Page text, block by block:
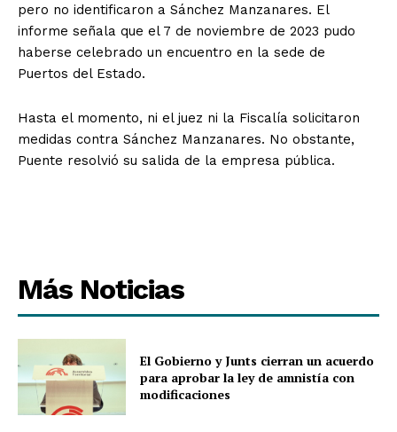
pero no identificaron a Sánchez Manzanares. El
informe señala que el 7 de noviembre de 2023 pudo
haberse celebrado un encuentro en la sede de
Puertos del Estado.
Hasta el momento, ni el juez ni la Fiscalía solicitaron
medidas contra Sánchez Manzanares. No obstante,
Puente resolvió su salida de la empresa pública.
Más Noticias
El Gobierno y Junts cierran un acuerdo
para aprobar la ley de amnistía con
modificaciones